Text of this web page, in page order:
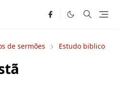
de sermões Estudo biblico